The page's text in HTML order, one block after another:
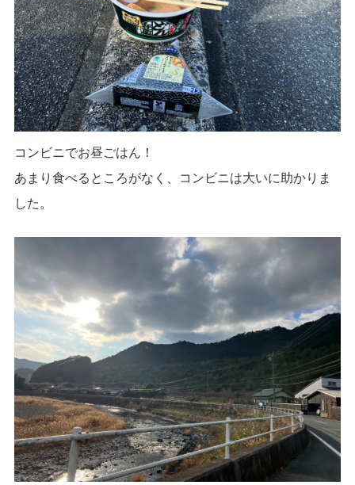
コンビニでお昼ごはん！
あまり食べるところがなく、コンビニは大いに助かりま
した。